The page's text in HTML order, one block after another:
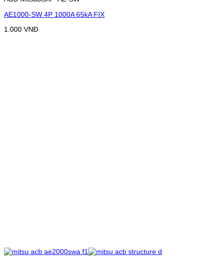
AE1000-SW 4P 1000A 65kA FIX
1.000 VNĐ